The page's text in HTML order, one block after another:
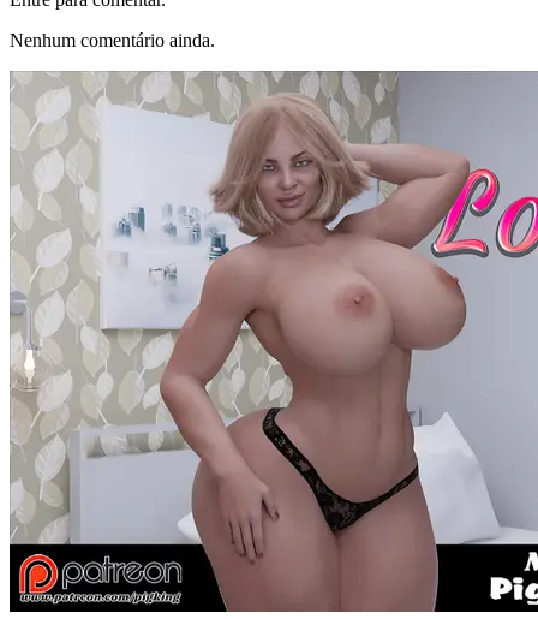
Nenhum comentário ainda.